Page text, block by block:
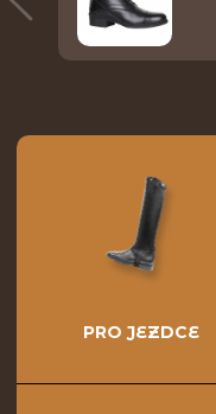
PRO JEZDCE